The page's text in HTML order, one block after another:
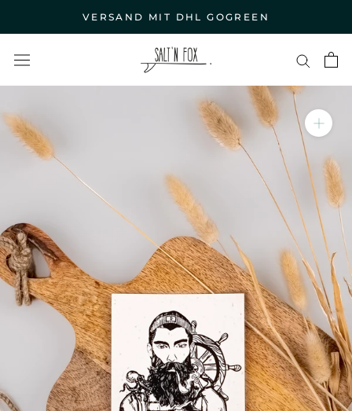
VERSAND MIT DHL GOGREEN